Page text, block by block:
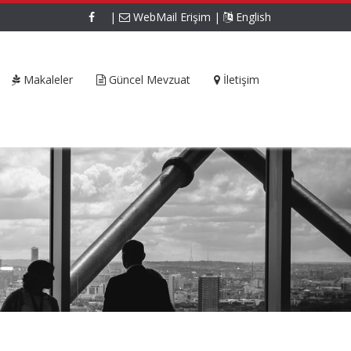
| WebMail Erişim | English
Makaleler Güncel Mevzuat İletişim